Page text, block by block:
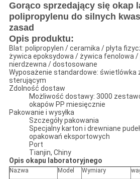
Gorąco sprzedający się okap
polipropylenu do silnych
zasad
Opis produktu:
Blat: polipropylen / ceramika / płyta
żywica epoksydowa / żywica fenolowa /
nierdzewna / dostosowane
Wyposażenie standardowe: świetlówka
sterującym
Zdolność dostaw
Możliwość dostawy: 3000
okapów PP miesięcznie
Pakowanie i wysyłka
Szczegóły pakowania
Specjalny karton i drewniane
opakowań eksportowych
Port
Tianjin, Chiny
Opis okapu laboratoryjnego
Nazwa Model Wymiary